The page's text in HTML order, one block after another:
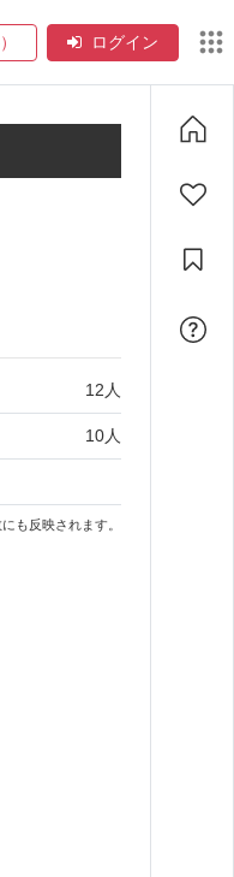
ログイン
12 人
10人
も反映されます。